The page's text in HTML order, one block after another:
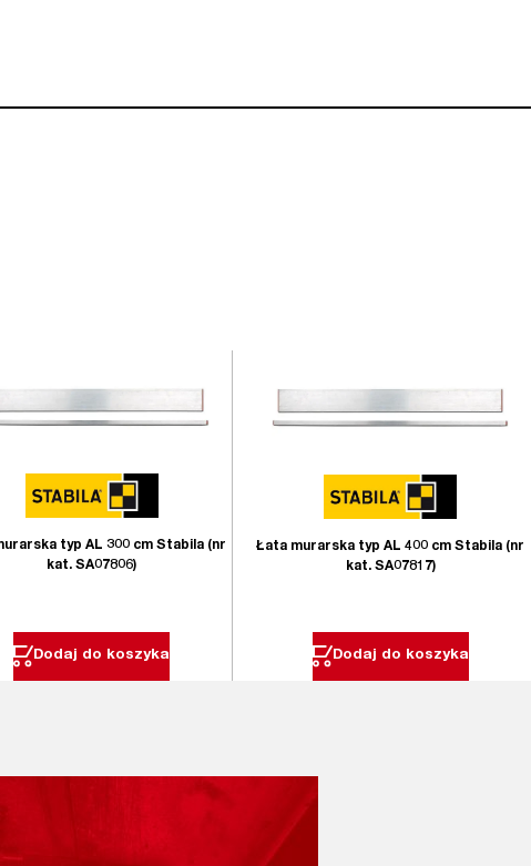
typ AL 300 cm Stabila (nr
kat. SA07806)
Dodaj do koszyka
Łata murarska typ AL 400 cm Stabila (nr
kat. SA07817)
Dodaj do koszyka